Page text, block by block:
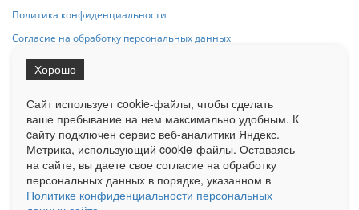
Политика конфиденциальности
Согласие на обработку персональных данных
При использовании любого материала с данного сайта гипер-ссылка
на Сетевое издание «ОрелТаймс» обязательна.
Ограниченная статистика посещаемости доступна на сайте
Liveinternet.ru . Подробная статистика для рекламодателей по запросу
у менеджера.
Реклама Документы О нас Контакты
Сайт использует cookie-файлы, чтобы сделать
ваше пребывание на нем максимально удобным. К
cайту подключен сервис веб-аналитики Яндекс.
Метрика, использующий cookie-файлы. Оставаясь
на сайте, вы даете свое согласие на обработку
персональных данных в порядке, указанном в
Политике конфиденциальности персональных
Хорошо